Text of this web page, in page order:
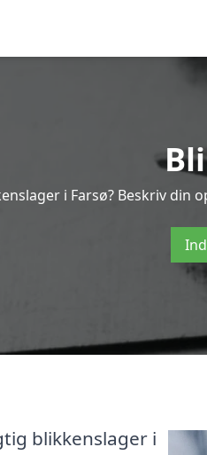
i Farsø? Beskriv
blikkenslager i